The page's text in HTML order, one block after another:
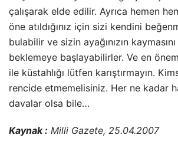
çalışarak elde edilir. Ayrıca hemen
öne atıldığınız için sizi kendini
bulabilir ve sizin ayağınızın
beklemeye başlayabilirler. Ve en
ile küstahlığı lütfen karıştırmayın.
rencide etmemelisiniz. Her ne kadar
davalar olsa bile…
Kaynak : Milli Gazete, 25.04.2007